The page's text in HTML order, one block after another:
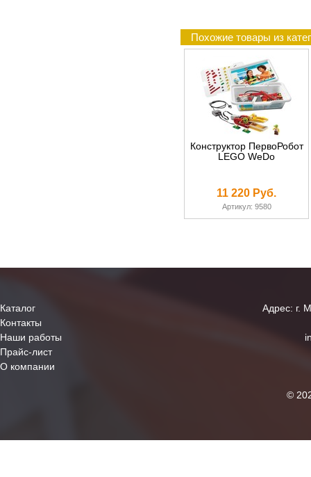
Похожие товары из
Конструктор ПервоРобот
LEGO WeDo
11 220 Руб.
Артикул: 9580
Каталог
Контакты
Наши работы
Прайс-лист
О компании
Адрес: г.
©